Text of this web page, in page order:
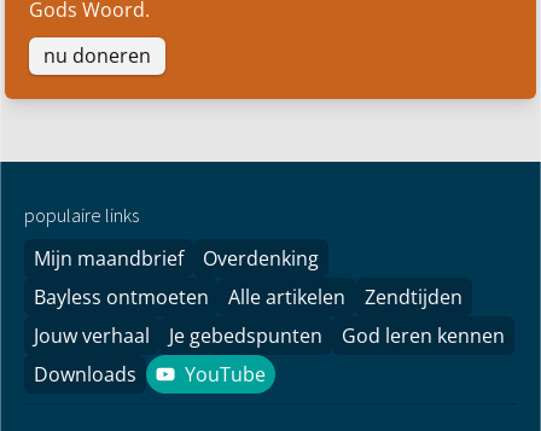
Gods Woord.
nu doneren
populaire links
Mijn maandbrief
Overdenking
Bayless ontmoeten
Alle artikelen
Zendtijden
Jouw verhaal
Je gebedspunten
God leren kennen
Downloads
YouTube
YouTube